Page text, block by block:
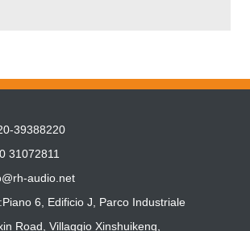
39388220
31072811
audio.net
6, Edificio J, Parco Industriale
Road, Villaggio Xinshuikeng,